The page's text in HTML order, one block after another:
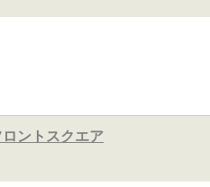
ントスクエア